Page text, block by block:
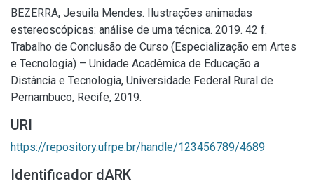
BEZERRA, Jesuila Mendes. Ilustrações animadas
estereoscópicas: análise de uma técnica. 2019. 42 f.
Trabalho de Conclusão de Curso (Especialização em Artes
e Tecnologia) – Unidade Acadêmica de Educação a
Distância e Tecnologia, Universidade Federal Rural de
Pernambuco, Recife, 2019.
URI
https://repository.ufrpe.br/handle/123456789/4689
Identificador dARK